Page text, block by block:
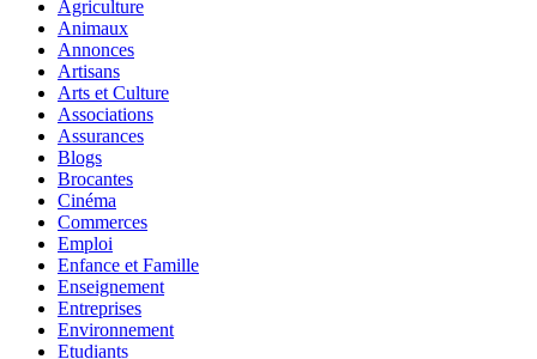
Agriculture
Animaux
Annonces
Artisans
Arts et Culture
Associations
Assurances
Blogs
Brocantes
Cinéma
Commerces
Emploi
Enfance et Famille
Enseignement
Entreprises
Environnement
Etudiants